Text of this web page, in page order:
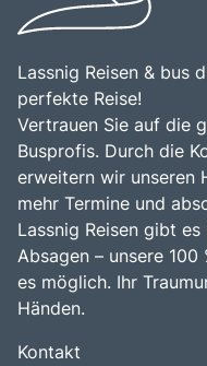
Lassnig Reisen & bus
perfekte Reise!
Vertrauen Sie auf die
Busprofis. Durch die
erweitern wir unseren
mehr Termine und
Lassnig Reisen gibt
Absagen – unsere
es möglich. Ihr
Händen.
Kontakt